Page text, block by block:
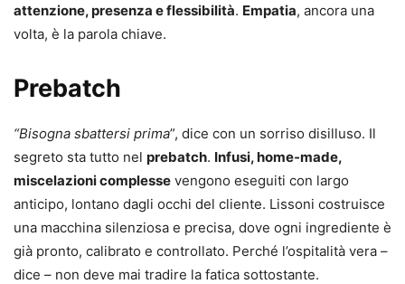
attenzione, presenza e flessibilità. Empatia, ancora una
volta, è la parola chiave.
Prebatch
“Bisogna sbattersi prima”, dice con un sorriso disilluso. Il
segreto sta tutto nel prebatch. Infusi, home‑made,
miscelazioni complesse vengono eseguiti con largo
anticipo, lontano dagli occhi del cliente. Lissoni costruisce
una macchina silenziosa e precisa, dove ogni ingrediente è
già pronto, calibrato e controllato. Perché l’ospitalità vera –
dice – non deve mai tradire la fatica sottostante.